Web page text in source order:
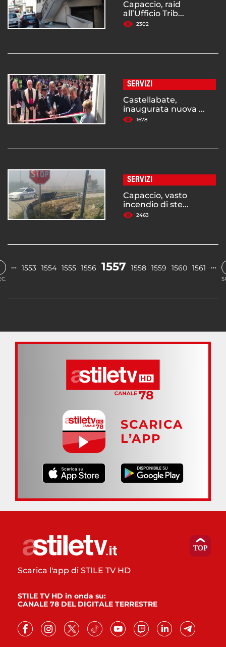
Capaccio, raid
all’Ufficio Trib...
2302
SERVIZI
Castellabate,
inaugurata nuova ...
1678
SERVIZI
Capaccio, vasto
incendio di ste...
2463
… 1553 1554 1555 1556 1557 1558 1559 1560 1561 …
SCARICA
L’APP
Scarica l'app di STILE TV HD
STILE TV HD in onda su:
CANALE 78 DEL DIGITALE TERRESTRE